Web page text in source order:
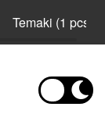
Temaki (1 pcs)